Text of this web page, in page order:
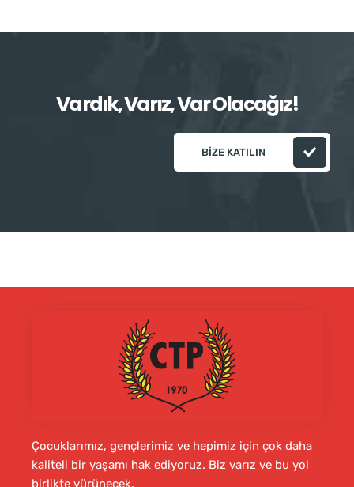
Vardık, Varız, Var Olacağız!
BIZE KATILIN
Çocuklarımız, gençlerimiz ve hepimiz için çok daha
kaliteli bir yaşamı hak ediyoruz. Biz varız ve bu yol
birlikte yürünecek.